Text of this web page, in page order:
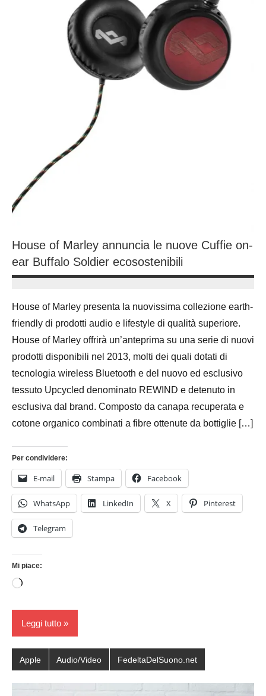
House of Marley annuncia le nuove Cuffie on-
ear Buffalo Soldier ecosostenibili
Dicembre
2015
Bassanelli
House of Marley presenta la nuovissima collezione earth-
friendly di prodotti audio e lifestyle di qualità superiore.
House of Marley offrirà un’anteprima su una serie di nuovi
prodotti disponibili nel 2013, molti dei quali dotati di
tecnologia wireless Bluetooth e del nuovo ed esclusivo
tessuto Upcycled denominato REWIND e detenuto in
esclusiva dal brand. Composto da canapa recuperata e
cotone organico combinati a fibre ottenute da bottiglie […]
Per condividere:
E-mail Stampa Facebook
WhatsApp LinkedIn X Pinterest
Telegram
Mi piace:
Caricamento
corso…
Leggi tutto
Apple Audio/Video FedeltaDelSuono.net